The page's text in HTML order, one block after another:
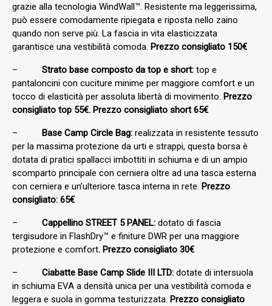
grazie alla tecnologia WindWall™. Resistente ma leggerissima,
può essere comodamente ripiegata e riposta nello zaino
quando non serve più. La fascia in vita elasticizzata
garantisce una vestibilità comoda. Prezzo consigliato 150€
– Strato base composto da top e short: top e
pantaloncini con cuciture minime per maggiore comfort e un
tocco di elasticità per assoluta libertà di movimento. Prezzo
consigliato top 55€. Prezzo consigliato short 65€
– Base Camp Circle Bag: realizzata in resistente tessuto
per la massima protezione da urti e strappi, questa borsa è
dotata di pratici spallacci imbottiti in schiuma e di un ampio
scomparto principale con cerniera oltre ad una tasca esterna
con cerniera e un’ulteriore tasca interna in rete. Prezzo
consigliato: 65€
– Cappellino STREET 5 PANEL: dotato di fascia
tergisudore in FlashDry™ e finiture DWR per una maggiore
protezione e comfort. Prezzo consigliato 30€
– Ciabatte Base Camp Slide III LTD: dotate di intersuola
in schiuma EVA a densità unica per una vestibilità comoda e
leggera e suola in gomma testurizzata. Prezzo consigliato